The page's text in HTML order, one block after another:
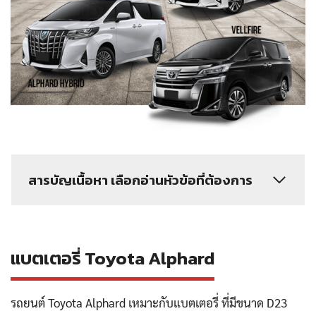
สารบัญเนื้อหา เลือกอ่านหัวข้อที่ต้องการ
แบตเตอรี่ Toyota Alphard
รถยนต์ Toyota Alphard เหมาะกับแบตเตอรี่ ที่มีขนาด D23